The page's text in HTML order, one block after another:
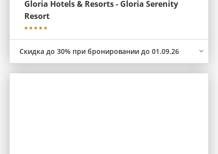
Gloria Hotels & Resorts - Gloria Serenity
Resort
Скидка до 30% при бронировании до 01.09.26